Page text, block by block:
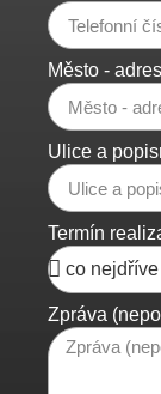
Město -
Ulice a
Termín
Zpráva